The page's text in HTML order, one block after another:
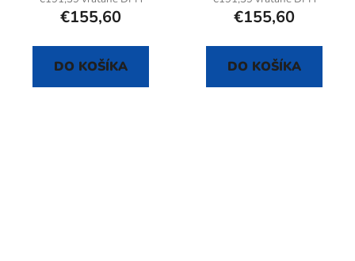
€155,60
DO KOŠÍKA
€155,60
DO KOŠÍKA